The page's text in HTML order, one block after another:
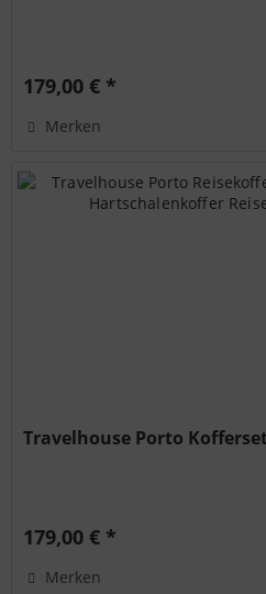
179,00 € *
Merken
Travelhouse Porto
179,00 € *
Merken